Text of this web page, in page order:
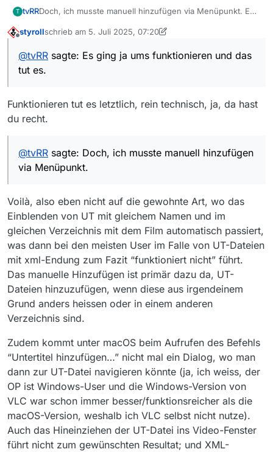
T tvRRDoch, ich musste manuell hinzufügen via Menüpunkt. Es
styrollschrieb am 5. Juli 2025, 07:20
zuletzt editiert von styroll7. Juli 2025, 00:25
@tvRR sagte: Es ging ja ums funktionieren und das
tut es.
Funktionieren tut es letztlich, rein technisch, ja, da hast
du recht.
@tvRR sagte: Doch, ich musste manuell hinzufügen
via Menüpunkt.
Voilà, also eben nicht auf die gewohnte Art, wo das
Einblenden von UT mit gleichem Namen und im
gleichen Verzeichnis mit dem Film automatisch passiert,
was dann bei den meisten User im Falle von UT-Dateien
mit xml-Endung zum Fazit “funktioniert nicht” führt.
Das manuelle Hinzufügen ist primär dazu da, UT-
Dateien hinzuzufügen, wenn diese aus irgendeinem
Grund anders heissen oder in einem anderen
Verzeichnis sind.
Zudem kommt unter macOS beim Aufrufen des Befehls
“Untertitel hinzufügen…” nicht mal ein Dialog, wo man
dann zur UT-Datei navigieren könnte (ja, ich weiss, der
OP ist Windows-User und die Windows-Version von
VLC war schon immer besser/funktionsreicher als die
macOS-Version, weshalb ich VLC selbst nicht nutze).
Auch das Hineinziehen der UT-Datei ins Video-Fenster
führt nicht zum gewünschten Resultat; und XML-